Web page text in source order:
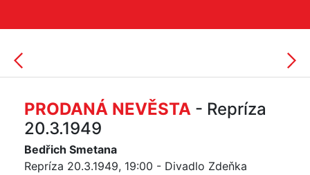
PRODANÁ NEVĚSTA - Repríza
20.3.1949
Bedřich Smetana
Repríza 20.3.1949, 19:00 - Divadlo Zdeňka